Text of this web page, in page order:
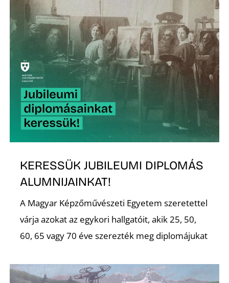
KERESSÜK JUBILEUMI DIPLOMÁS
ALUMNIJAINKAT!
A Magyar Képzőművészeti Egyetem szeretettel
várja azokat az egykori hallgatóit, akik 25, 50,
60, 65 vagy 70 éve szerezték meg diplomájukat